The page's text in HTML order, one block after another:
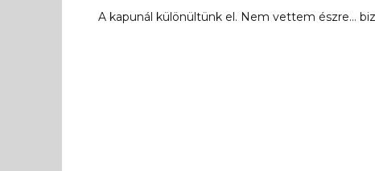
A kapunál különültünk el. Nem vettem észre…